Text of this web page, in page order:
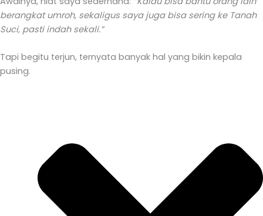
berangkat umroh, sekaligus saya juga bisa sering ke Tanah
Suci, pasti indah sekali.”
Tapi begitu terjun, ternyata banyak hal yang bikin kepala
pusing.